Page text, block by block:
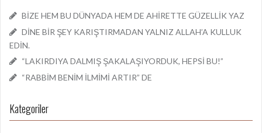
BİZE HEM BU DÜNYADA HEM DE AHİRETTE GÜZELLİK YAZ
DİNE BİR ŞEY KARIŞTIRMADAN YALNIZ ALLAH’A KULLUK
EDİN.
“LAKIRDIYA DALMIŞ ŞAKALAŞIYORDUK, HEPSİ BU!”
“RABBİM BENİM İLMİMİ ARTIR” DE
Kategoriler